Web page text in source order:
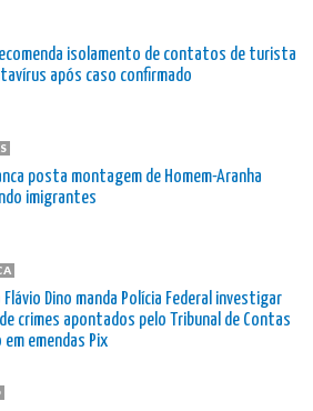
isolamento de contatos de turista
após caso confirmado
posta montagem de Homem-Aranha
imigrantes
Dino manda Polícia Federal investigar
crimes apontados pelo Tribunal de Contas
em emendas Pix